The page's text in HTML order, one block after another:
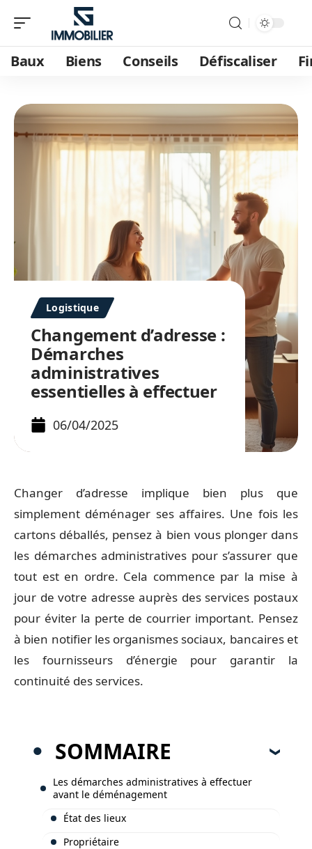
Baux Biens Conseils Défiscaliser
Logistique
Changement d’adresse :
Démarches
administratives
essentielles à effectuer
06/04/2025
Changer d’adresse implique bien plus que
simplement déménager ses affaires. Une fois les
cartons déballés, pensez à bien vous plonger dans
les démarches administratives pour s’assurer que
tout est en ordre. Cela commence par la mise à
jour de votre adresse auprès des services postaux
pour éviter la perte de courrier important. Pensez
à bien notifier les organismes sociaux, bancaires et
les fournisseurs d’énergie pour garantir la
continuité des services.
SOMMAIRE
Les démarches administratives à effectuer
avant le déménagement
État des lieux
Propriétaire